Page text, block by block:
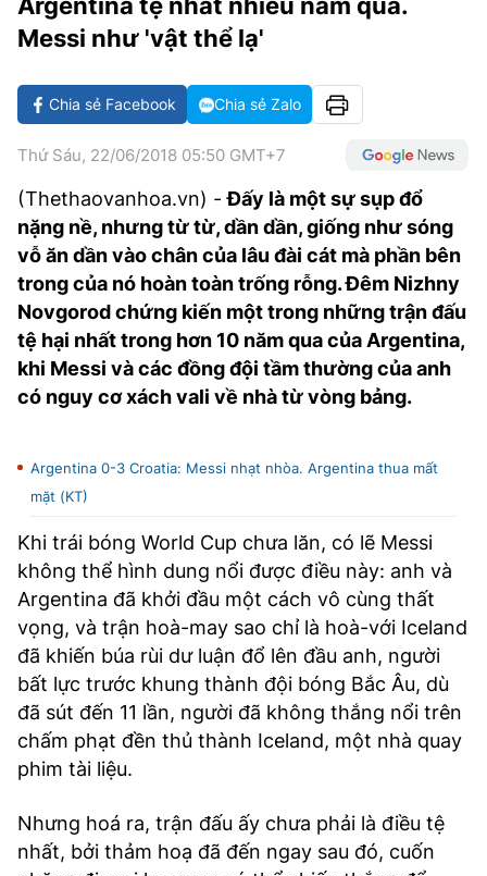
GOLF
CÁC CÚP CHÂU ÂU
VĂN HÓA
GIẢI TRÍ
DIỄN ĐÀN
CÔNG NGHIỆP VĂN HÓA
NHỊP ĐẬP SỨC KHỎE
X-QUANG TIN ĐỒN
VIẾT LẠI ƯỚC MƠ
GIẢI TRÍ
PHIM
ÂM NHẠC
KBIZ
DU LỊCH
TIN TỨC
ĐIỂM ĐẾN
ẢNH
ẨM THỰC
TƯ VẤN
THẾ GIỚI SAO
HIGHTECH
TIÊU ĐIỂM - SPOTLIGHT
BẠN CẦN BIẾT
INFOGRAPHIC
E-MAGAZINE
BÁO GIẤY
TRA CỨU PHƯỜNG XÃ
CỐNG HIẾN
BÙI XUÂN PHÁI
TIỆN ÍCH
LIÊN HỆ QUẢNG CÁO
Hotline: 0981.119.189
MẠNG XÃ HỘI
Messi như 'vật thể lạ'
Chia sẻ Facebook Chia sẻ Zalo
Thứ Sáu, 22/06/2018 05:50 GMT+7
(Thethaovanhoa.vn) -Đấy là một sự sụp đổ
nặng nề, nhưng từ từ, dần dần, giống như sóng
vỗ ăn dần vào chân của lâu đài cát mà phần bên
trong của nó hoàn toàn trống rỗng. Đêm Nizhny
Novgorod chứng kiến một trong những trận đấu
tệ hại nhất trong hơn 10 năm qua của Argentina,
khi Messi và các đồng đội tầm thường của anh
có nguy cơ xách vali về nhà từ vòng bảng.
Argentina 0-3 Croatia: Messi nhạt nhòa. Argentina thua mất
mặt (KT)
Khi trái bóng World Cup chưa lăn, có lẽ Messi
không thể hình dung nổi được điều này: anh và
Argentina đã khởi đầu một cách vô cùng thất
vọng, và trận hoà-may sao chỉ là hoà-với Iceland
đã khiến búa rùi dư luận đổ lên đầu anh, người
bất lực trước khung thành đội bóng Bắc Âu, dù
đã sút đến 11 lần, người đã không thắng nổi trên
chấm phạt đền thủ thành Iceland, một nhà quay
phim tài liệu.
Nhưng hoá ra, trận đấu ấy chưa phải là điều tệ
nhất, bởi thảm hoạ đã đến ngay sau đó, cuốn